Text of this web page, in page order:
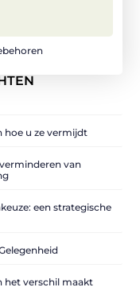
hoe u ze vermijdt
van
een strategische
het verschil maakt